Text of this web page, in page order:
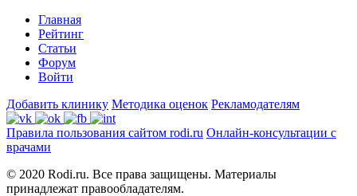
Главная
Рейтинг
Статьи
Форум
Войти
Добавить клинику Методика оценок Рекламодателям
Правила пользования сайтом rodi.ru Онлайн-консультации с
врачами
© 2020 Rodi.ru. Все права защищены. Материалы
принадлежат правообладателям.